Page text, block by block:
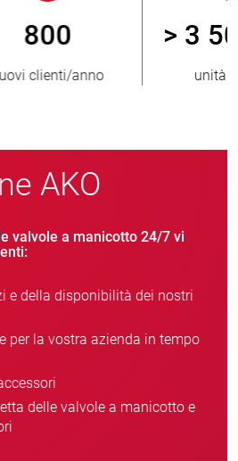
> 3 500 000
unità vendute
AKO
valvole a manicotto 24/7 vi
e della disponibilità dei nostri
per la vostra azienda in tempo
delle valvole a manicotto e